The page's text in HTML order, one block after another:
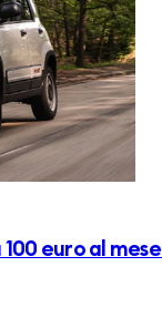
euro al